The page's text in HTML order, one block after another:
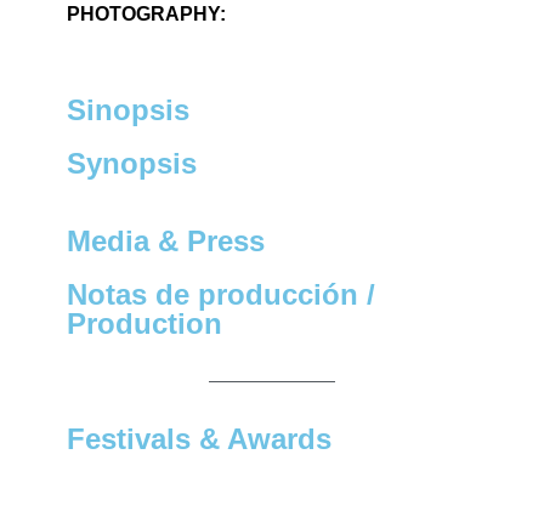
PHOTOGRAPHY:
Sinopsis
Synopsis
Media & Press
Notas de producción /
Production
Festivals & Awards